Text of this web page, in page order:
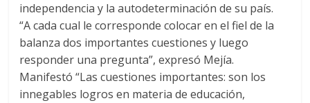
independencia y la autodeterminación de su país.
“A cada cual le corresponde colocar en el fiel de la
balanza dos importantes cuestiones y luego
responder una pregunta”, expresó Mejía.
Manifestó “Las cuestiones importantes: son los
innegables logros en materia de educación,